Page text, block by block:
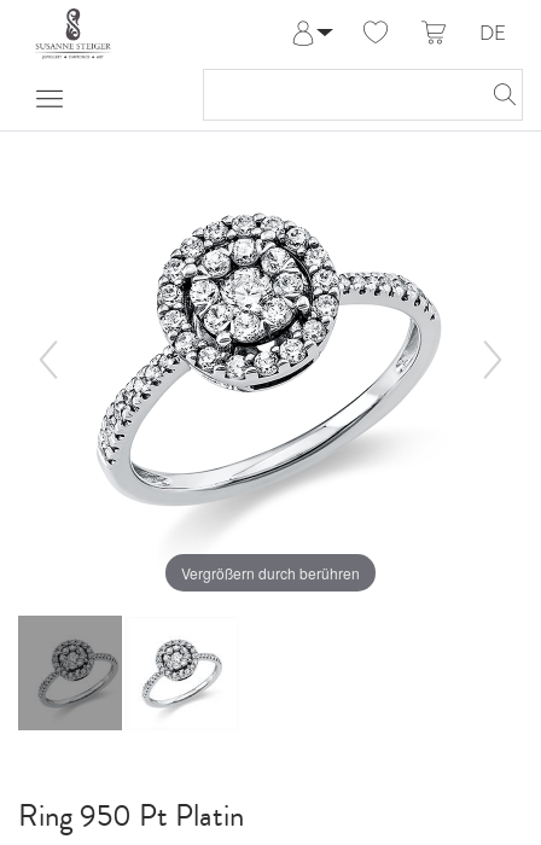
Anmelden
Meine Bestellungen
DE
Vergrößern durch berühren
Ring 950 Pt Platin